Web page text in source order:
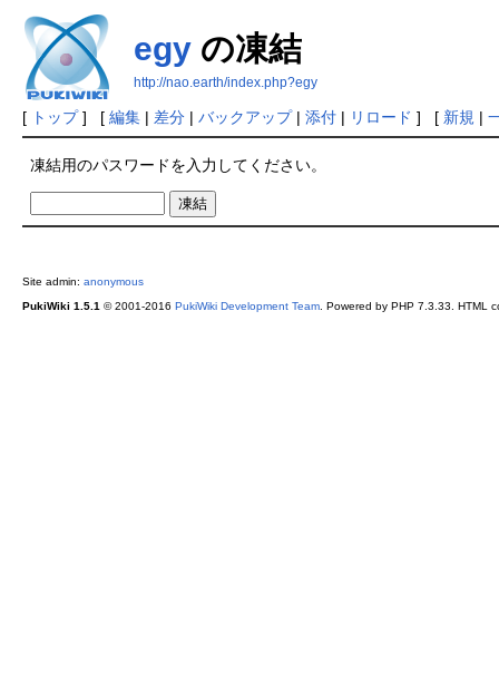
egyの凍結
http://nao.earth/index.php?egy
[ トップ] [ 編集| 差分| バックアップ| 添付| リロード ] [ 新規 |
凍結用のパスワードを入力してください。
Site admin: anonymous
PukiWiki 1.5.1© 2001-2016 PukiWiki Development Team. Powered by PHP 7.3.33. HTML